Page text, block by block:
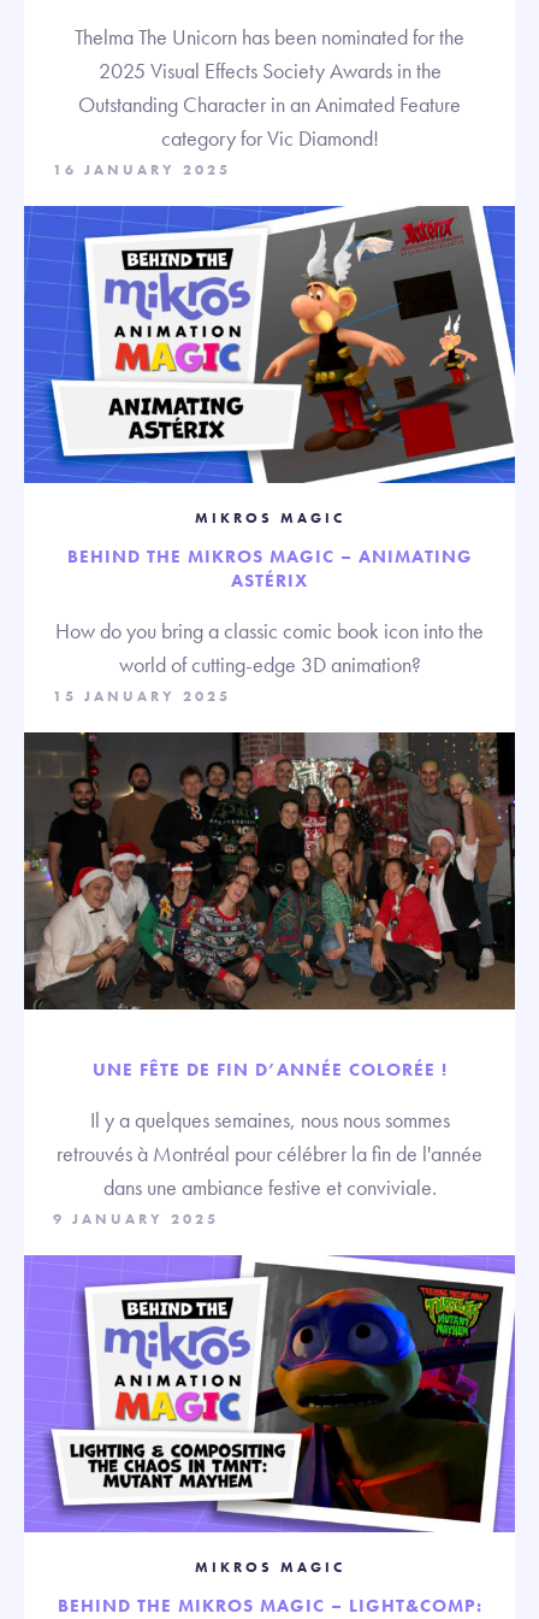
Thelma The Unicorn has been nominated for the
2025 Visual Effects Society Awards in the
Outstanding Character in an Animated Feature
category for Vic Diamond!
16 JANUARY 2025
MIKROS MAGIC
BEHIND THE MIKROS MAGIC – ANIMATING
ASTÉRIX
How do you bring a classic comic book icon into the
world of cutting-edge 3D animation?
15 JANUARY 2025
UNE FÊTE DE FIN D’ANNÉE COLORÉE !
Il y a quelques semaines, nous nous sommes
retrouvés à Montréal pour célébrer la fin de l'année
dans une ambiance festive et conviviale.
9 JANUARY 2025
MIKROS MAGIC
BEHIND THE MIKROS MAGIC – LIGHT&COMP: